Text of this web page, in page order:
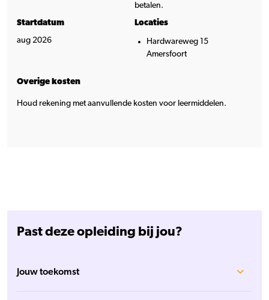
betalen.
Startdatum
aug 2026
Locaties
Hardwareweg 15
Amersfoort
Overige kosten
Houd rekening met aanvullende kosten voor leermiddelen.
Past deze opleiding bij jou?
Jouw toekomst